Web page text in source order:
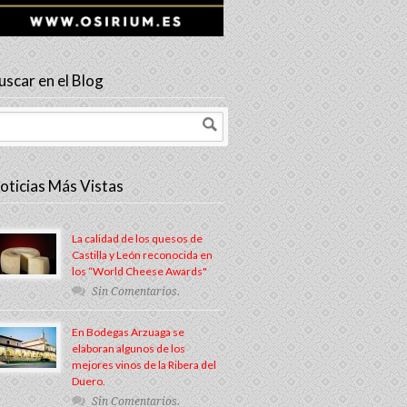
en el Blog
Más Vistas
La calidad de los quesos de
Castilla y León reconocida en
los “World Cheese Awards"
Sin Comentarios.
En Bodegas Arzuaga se
elaboran algunos de los
mejores vinos de la Ribera del
Duero.
Sin Comentarios.